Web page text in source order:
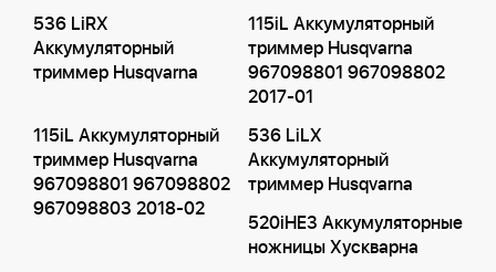
536 LiRX
Аккумуляторный
триммер Husqvarna
115iL Аккумуляторный
триммер Husqvarna
967098801 967098802
2017-01
115iL Аккумуляторный
триммер Husqvarna
967098801 967098802
967098803 2018-02
536 LiLX
Аккумуляторный
триммер Husqvarna
520iHE3 Аккумуляторные
ножницы Хускварна